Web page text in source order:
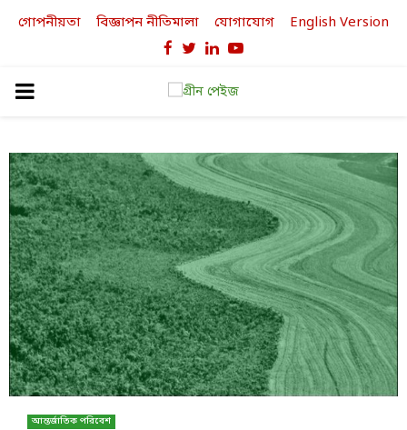
গোপনীয়তা বিজ্ঞাপন নীতিমালা যোগাযোগ English Version
Facebook
TwitterLinkedinYoutube
PRIMARY
আন্তর্জাতিক পরিবেশ